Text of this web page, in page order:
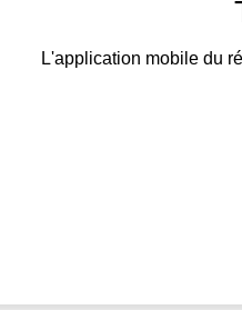
L'application mobile du